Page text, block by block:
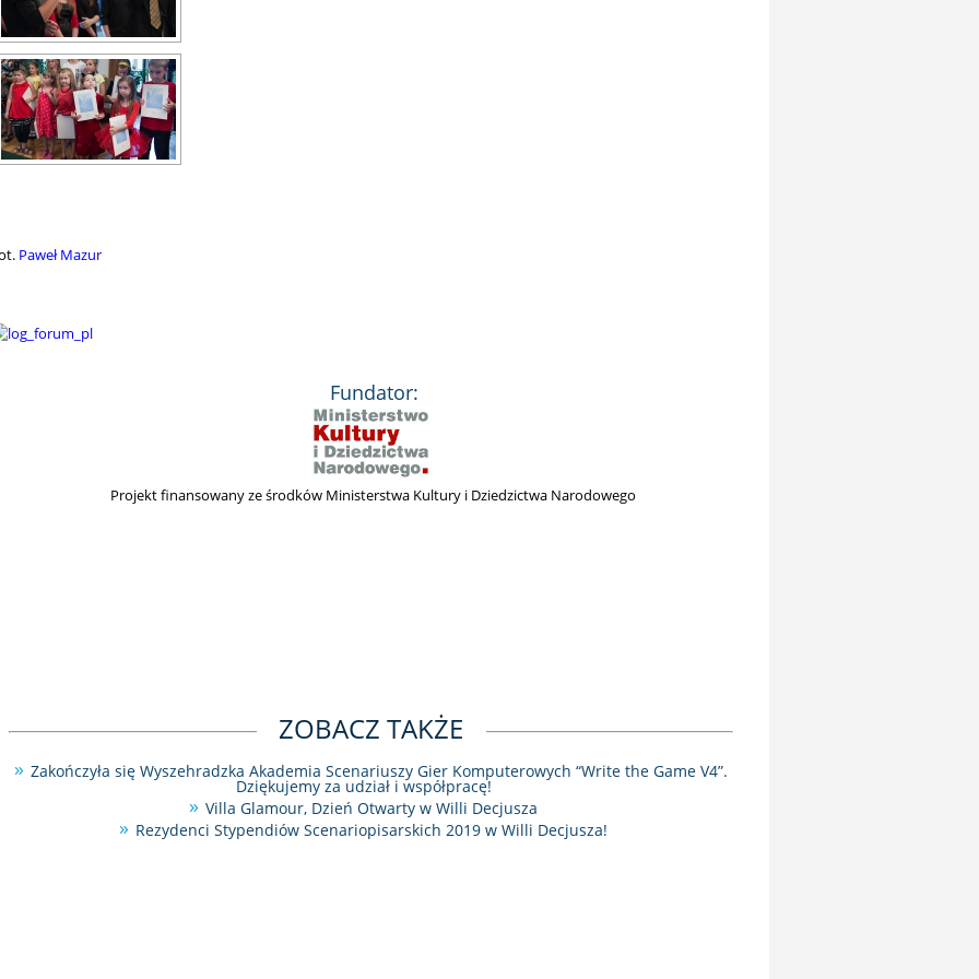
Paweł Mazur
Fundator:
Projekt finansowany ze środków Ministerstwa Kultury i Dziedzictwa Narodowego
ZOBACZ TAKŻE
Zakończyła się Wyszehradzka Akademia Scenariuszy Gier Komputerowych “Write the Game V4”.
Dziękujemy za udział i współpracę!
Villa Glamour, Dzień Otwarty w Willi Decjusza
Rezydenci Stypendiów Scenariopisarskich 2019 w Willi Decjusza!